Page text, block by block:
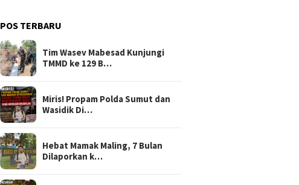
POS TERBARU
Tim Wasev Mabesad Kunjungi
TMMD ke 129 B…
Miris! Propam Polda Sumut dan
Wasidik Di…
Hebat Mamak Maling, 7 Bulan
Dilaporkan k…